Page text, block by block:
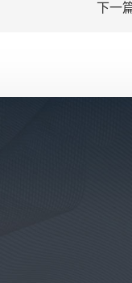
下一